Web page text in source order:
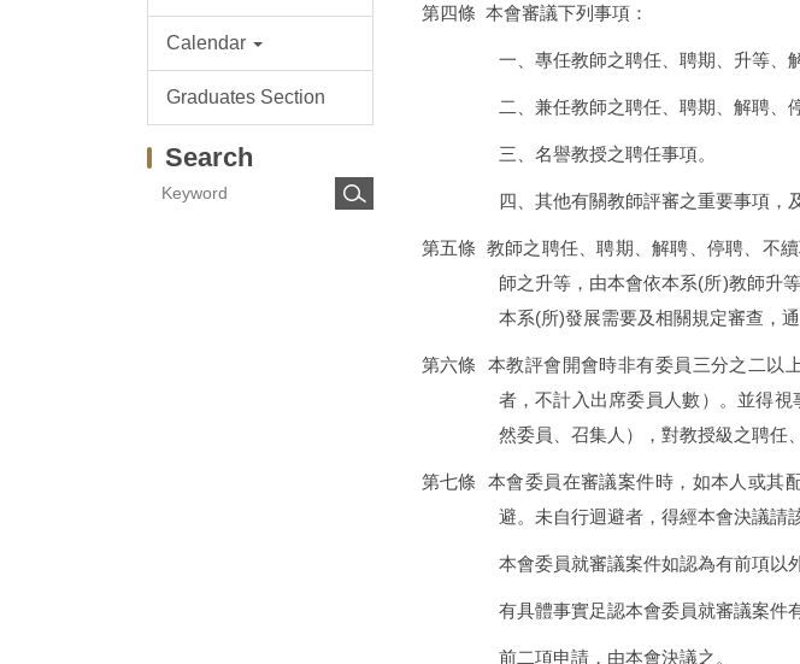
Calendar
Graduates Section
Search
第四條 本會審議下列事項：
一、專任教師之聘任、聘期、升等、
二、兼任教師之聘任、聘期、解聘、
三、名譽教授之聘任事項。
四、其他有關教師評審之重要事項，
第五條 教師之聘任、聘期、解聘、停聘、不
師之升等，由本會依本系(所)教師升
本系(所)發展需要及相關規定審查，
第六條 本教評會開會時非有委員三分之二以
者，不計入出席委員人數）。並得
然委員、召集人），對教授級之聘任
第七條 本會委員在審議案件時，如本人或其
避。未自行迴避者，得經本會決議請
本會委員就審議案件如認為有前項以
有具體事實足認本會委員就審議案件
前二項申請，由本會決議之。